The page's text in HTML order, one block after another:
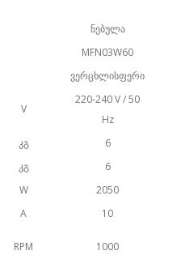
ნებულა
MFN03W60
ვერცხლისფერი
V
220-240 V / 50
Hz
კგ
6
კგ
6
W
2050
A
10
RPM 1000